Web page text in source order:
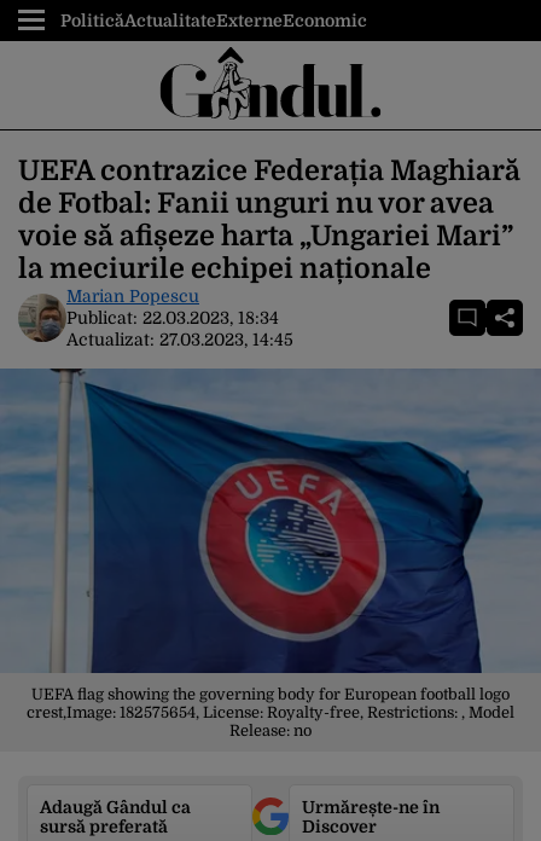
PoliticăActualitateExterneEconomic
UEFA contrazice Federația Maghiară
de Fotbal: Fanii unguri nu vor avea
voie să afișeze harta „Ungariei Mari”
la meciurile echipei naționale
Marian Popescu
Publicat: 22.03.2023, 18:34
Actualizat: 27.03.2023, 14:45
UEFA flag showing the governing body for European football logo
crest,Image: 182575654, License: Royalty-free, Restrictions: , Model
Release: no
Adaugă Gândul ca
sursă preferată
Urmărește-ne în
Discover